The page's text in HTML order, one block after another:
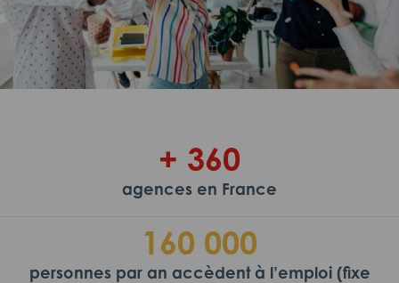
+ 360
agences en France
160 000
personnes par an accèdent à l’emploi (fixe